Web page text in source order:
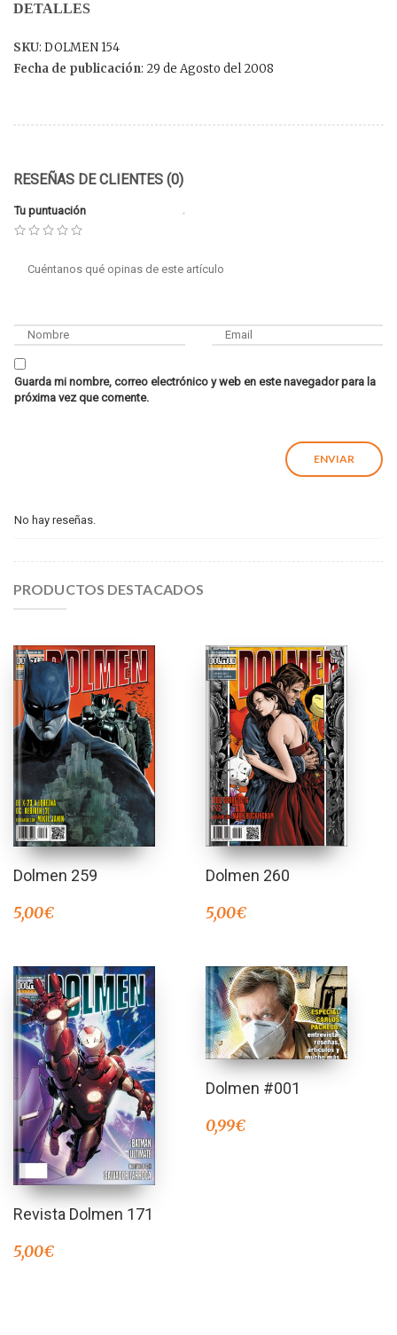
DETALLES
SKU: DOLMEN 154
Fecha de publicación: 29 de Agosto del 2008
RESEÑAS DE CLIENTES (0)
Tu puntuación
Guarda mi nombre, correo electrónico y web en este navegador para la
próxima vez que comente.
No hay reseñas.
PRODUCTOS DESTACADOS
Dolmen 259
5,00€
Dolmen 260
5,00€
Revista Dolmen 171
5,00€
Dolmen #001
0,99€